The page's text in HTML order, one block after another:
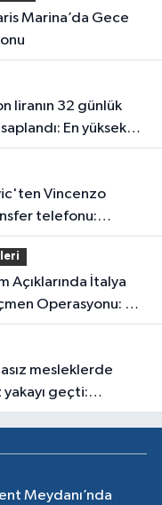
En yüksek
vermiyor
telefonu:
gün içinde verecek
Operasyonu: 50
geçti:
liraya usta
Meydanı’nda